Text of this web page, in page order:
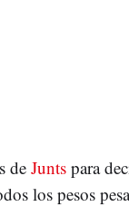
deJunts para
los pesos